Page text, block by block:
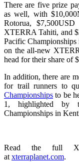
There are five prize
as well, with
Rotorua,
XTERRA Tahiti, and
Pacific
on the all-new
head for their share of
In addition, there are
for trail runners to
Championships to be
1, highlighted by
Championships in
Read the full
at xterraplanet.com.